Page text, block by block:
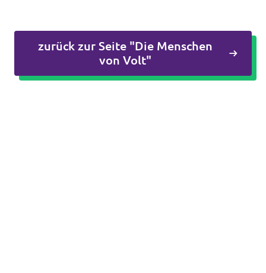
Mache mit!
zurück zur Seite "Die Menschen
von Volt"